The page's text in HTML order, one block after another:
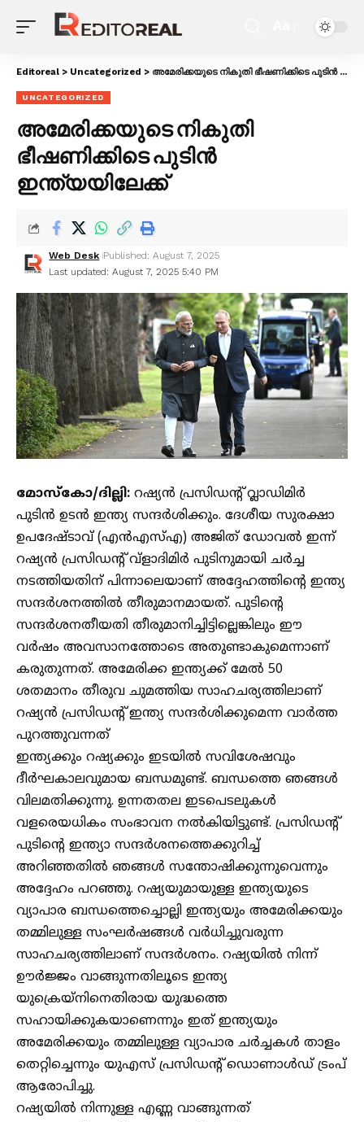
Editoreal > Uncategorized > അമേരിക്കയുടെ നികുതി ഭീഷണിക്കിടെ പുടിൻ ഇന്ത്യയിലേക്ക്
UNCATEGORIZED
അമേരിക്കയുടെ നികുതി
ഭീഷണിക്കിടെ പുടിൻ
ഇന്ത്യയിലേക്ക്
Last updated: August 7, 2025 5:40 PM
Web Desk Published: August 7, 2025
മോസ്കോ/ദില്ലി: റഷ്യൻ പ്രസിഡന്റ് വ്ലാഡിമിർ
പുടിൻ ഉടൻ ഇന്ത്യ സന്ദർശിക്കും. ദേശീയ സുരക്ഷാ
ഉപദേഷ്ടാവ് (എൻ‌എസ്‌എ) അജിത് ഡോവൽ ഇന്ന്
റഷ്യൻ പ്രസിഡൻ്റ് വ്ളാദിമിർ പുടിനുമായി ചർച്ച
നടത്തിയതിന് പിന്നാലെയാണ് അദ്ദേഹത്തിൻ്റെ ഇന്ത്യ
സന്ദർശനത്തിൽ തീരുമാനമായത്. പുടിൻ്റെ
സന്ദർശനതീയതി തീരുമാനിച്ചിട്ടില്ലെങ്കിലും ഈ
വർഷം അവസാനത്തോടെ അതുണ്ടാകുമെന്നാണ്
കരുതുന്നത്. അമേരിക്ക ഇന്ത്യക്ക് മേൽ 50
ശതമാനം തീരുവ ചുമത്തിയ സാഹചര്യത്തിലാണ്
റഷ്യൻ പ്രസിഡൻ്റ് ഇന്ത്യ സന്ദർശിക്കുമെന്ന വാർത്ത
പുറത്തുവന്നത്
ഇന്ത്യക്കും റഷ്യക്കും ഇടയിൽ സവിശേഷവും
ദീർഘകാലവുമായ ബന്ധമുണ്ട്. ബന്ധത്തെ ഞങ്ങൾ
വിലമതിക്കുന്നു. ഉന്നതതല ഇടപെടലുകൾ
വളരെയധികം സംഭാവന നൽകിയിട്ടുണ്ട്. പ്രസിഡന്റ്
പുടിന്റെ ഇന്ത്യാ സന്ദർശനത്തെക്കുറിച്ച്
അറിഞ്ഞതിൽ ഞങ്ങൾ സന്തോഷിക്കുന്നുവെന്നും
അദ്ദേഹം പറഞ്ഞു. റഷ്യയുമായുള്ള ഇന്ത്യയുടെ
വ്യാപാര ബന്ധത്തെച്ചൊല്ലി ഇന്ത്യയും അമേരിക്കയും
തമ്മിലുള്ള സംഘർഷങ്ങൾ വർധിച്ചുവരുന്ന
സാഹചര്യത്തിലാണ് സന്ദർശനം. റഷ്യയിൽ നിന്ന്
ഊർജ്ജം വാങ്ങുന്നതിലൂടെ ഇന്ത്യ
യുക്രെയ്നിനെതിരായ യുദ്ധത്തെ
സഹായിക്കുകയാണെന്നും ഇത് ഇന്ത്യയും
അമേരിക്കയും തമ്മിലുള്ള വ്യാപാര ചർച്ചകൾ താളം
തെറ്റിച്ചെന്നും യുഎസ് പ്രസിഡന്റ് ഡൊണാൾഡ് ട്രംപ്
ആരോപിച്ചു.
റഷ്യയിൽ നിന്നുള്ള എണ്ണ വാങ്ങുന്നത്